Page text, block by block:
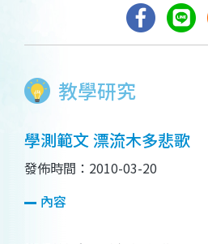
教學研究
學測範文 漂流木多悲歌
發佈時間：2010-03-20
內容